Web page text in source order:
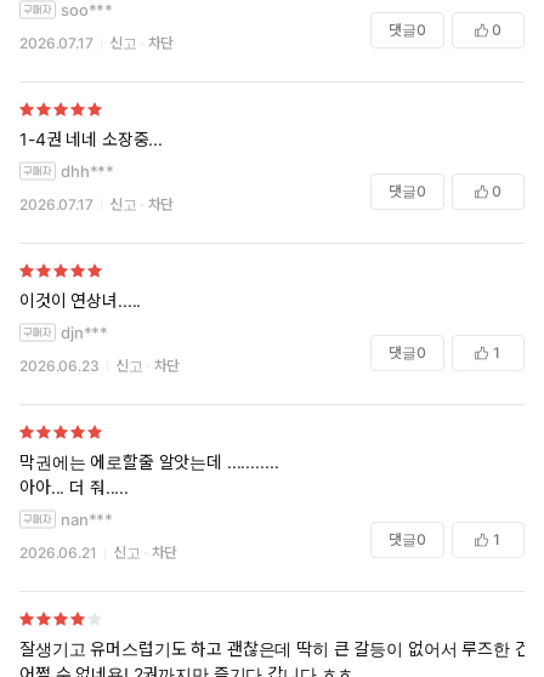
soo***
2026.07.17 신고 차단
댓글0 0
1-4권 네네 소장중...
dhh***
2026.07.17 신고 차단
댓글0 0
이것이 연상녀.....
djn***
2026.06.23 신고 차단
댓글0 1
막권에는 에로할줄 알앗는데 ...........
아아... 더 줘.....
nan***
2026.06.21 신고 차단
댓글0 1
잘생기고 유머스럽기도 하고 괜찮은데 딱히 큰 갈등이 없어서 루즈한 건